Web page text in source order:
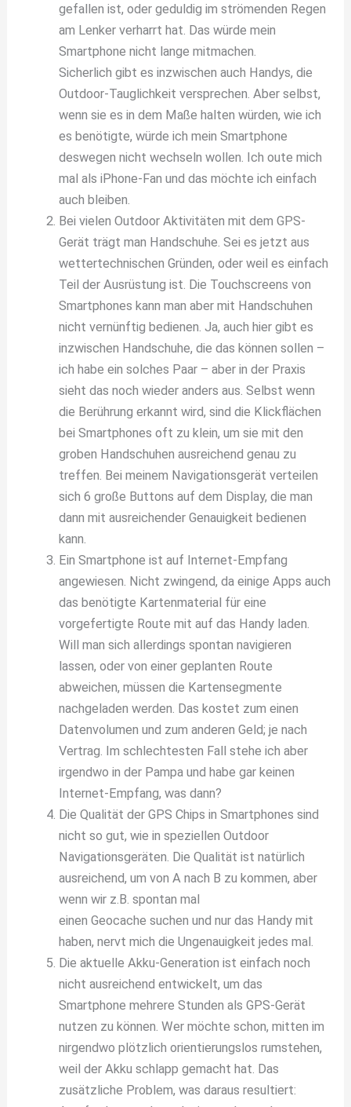
gefallen ist, oder geduldig im strömenden Regen
am Lenker verharrt hat. Das würde mein
Smartphone nicht lange mitmachen.
Sicherlich gibt es inzwischen auch Handys, die
Outdoor-Tauglichkeit versprechen. Aber selbst,
wenn sie es in dem Maße halten würden, wie ich
es benötigte, würde ich mein Smartphone
deswegen nicht wechseln wollen. Ich oute mich
mal als iPhone-Fan und das möchte ich einfach
auch bleiben.
Bei vielen Outdoor Aktivitäten mit dem GPS-
Gerät trägt man Handschuhe. Sei es jetzt aus
wettertechnischen Gründen, oder weil es einfach
Teil der Ausrüstung ist. Die Touchscreens von
Smartphones kann man aber mit Handschuhen
nicht vernünftig bedienen. Ja, auch hier gibt es
inzwischen Handschuhe, die das können sollen –
ich habe ein solches Paar – aber in der Praxis
sieht das noch wieder anders aus. Selbst wenn
die Berührung erkannt wird, sind die Klickflächen
bei Smartphones oft zu klein, um sie mit den
groben Handschuhen ausreichend genau zu
treffen. Bei meinem Navigationsgerät verteilen
sich 6 große Buttons auf dem Display, die man
dann mit ausreichender Genauigkeit bedienen
kann.
Ein Smartphone ist auf Internet-Empfang
angewiesen. Nicht zwingend, da einige Apps auch
das benötigte Kartenmaterial für eine
vorgefertigte Route mit auf das Handy laden.
Will man sich allerdings spontan navigieren
lassen, oder von einer geplanten Route
abweichen, müssen die Kartensegmente
nachgeladen werden. Das kostet zum einen
Datenvolumen und zum anderen Geld; je nach
Vertrag. Im schlechtesten Fall stehe ich aber
irgendwo in der Pampa und habe gar keinen
Internet-Empfang, was dann?
Die Qualität der GPS Chips in Smartphones sind
nicht so gut, wie in speziellen Outdoor
Navigationsgeräten. Die Qualität ist natürlich
ausreichend, um von A nach B zu kommen, aber
wenn wir z.B. spontan mal
einen Geocache suchen und nur das Handy mit
haben, nervt mich die Ungenauigkeit jedes mal.
Die aktuelle Akku-Generation ist einfach noch
nicht ausreichend entwickelt, um das
Smartphone mehrere Stunden als GPS-Gerät
nutzen zu können. Wer möchte schon, mitten im
nirgendwo plötzlich orientierungslos rumstehen,
weil der Akku schlapp gemacht hat. Das
zusätzliche Problem, was daraus resultiert: